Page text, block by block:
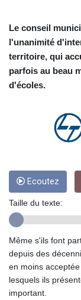
Le conseil
l'unanimité
territoire, qui
parfois au beau
d'écoles.
Ecoutez
Taille du texte:
Même s'ils font
depuis des
en moins
lesquels ils
important.